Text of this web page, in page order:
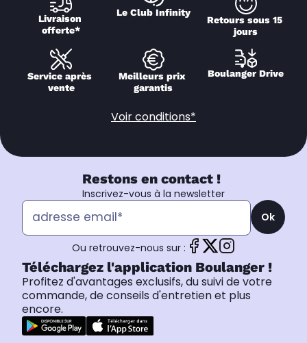
Livraison
offerte*
Le Club Infinity
Retours sous 15
jours
Service après
vente
Meilleurs prix
garantis
Boulanger Drive
Voir conditions*
Restons en contact !
Inscrivez-vous à la newsletter
Ok
Ou retrouvez-nous sur :
Téléchargez l'application Boulanger !
Profitez d'avantages exclusifs, du suivi de votre
commande, de conseils d'entretien et plus
encore.